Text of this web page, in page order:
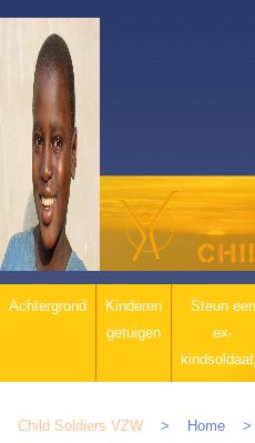
Navigatie
Achtergrond
Kinderen
getuigen
Steun een
ex-
Child Soldiers VZW Home